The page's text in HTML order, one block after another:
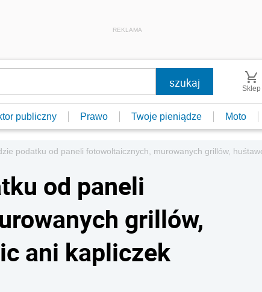
REKLAMA
Sklep
publiczny Prawo Twoje pieniądze Moto
podatku od paneli fotowoltaicznych, murowanych grillów,
od paneli
grillów,
ani kapliczek